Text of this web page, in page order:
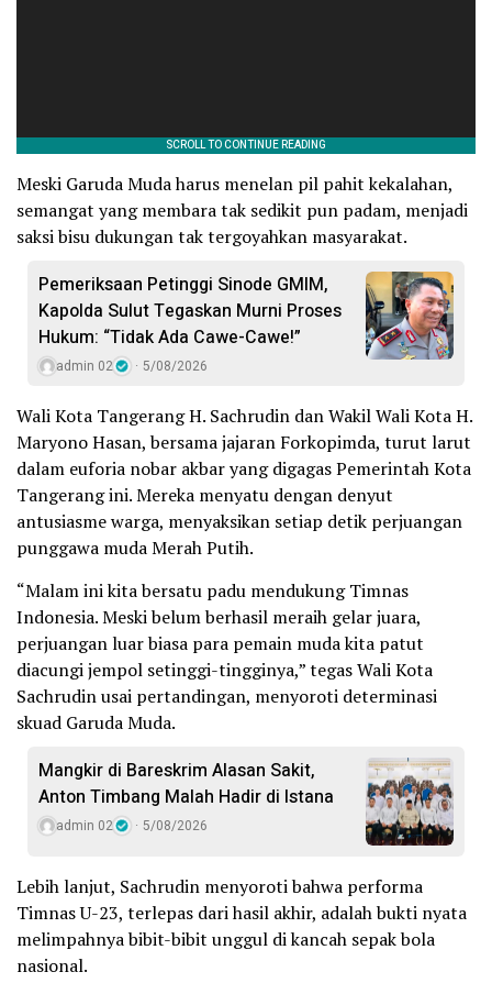
Meski Garuda Muda harus menelan pil pahit kekalahan,
semangat yang membara tak sedikit pun padam, menjadi
saksi bisu dukungan tak tergoyahkan masyarakat.
Pemeriksaan Petinggi Sinode GMIM,
Kapolda Sulut Tegaskan Murni Proses
Hukum: “Tidak Ada Cawe-Cawe!”
admin 02 5/08/2026
Wali Kota Tangerang H. Sachrudin dan Wakil Wali Kota H.
Maryono Hasan, bersama jajaran Forkopimda, turut larut
dalam euforia nobar akbar yang digagas Pemerintah Kota
Tangerang ini. Mereka menyatu dengan denyut
antusiasme warga, menyaksikan setiap detik perjuangan
punggawa muda Merah Putih.
“Malam ini kita bersatu padu mendukung Timnas
Indonesia. Meski belum berhasil meraih gelar juara,
perjuangan luar biasa para pemain muda kita patut
diacungi jempol setinggi-tingginya,” tegas Wali Kota
Sachrudin usai pertandingan, menyoroti determinasi
skuad Garuda Muda.
Mangkir di Bareskrim Alasan Sakit,
Anton Timbang Malah Hadir di Istana
admin 02 5/08/2026
Lebih lanjut, Sachrudin menyoroti bahwa performa
Timnas U-23, terlepas dari hasil akhir, adalah bukti nyata
melimpahnya bibit-bibit unggul di kancah sepak bola
nasional.